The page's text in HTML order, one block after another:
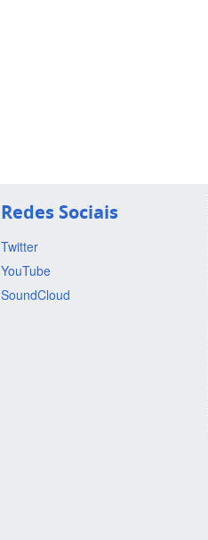
Redes Sociais
Twitter
YouTube
SoundCloud